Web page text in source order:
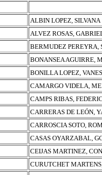
ALBIN LOPEZ, SILVANA
ALVEZ ROSAS,
BERMUDEZ PEREYRA,
BONANSEA AGUIRRE,
BONILLA LOPEZ,
CAMARGO VIDELA,
CAMPS RIBAS,
CARRERAS DE LEÓN,
CARROSCIA SOTO,
CASAS OYARZABAL,
CEIJAS MARTINEZ,
CURUTCHET